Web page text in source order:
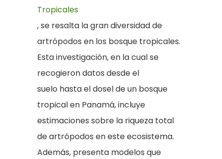
Tropicales
, se resalta la gran diversidad de
artrópodos en los bosque tropicales.
Esta investigación, en la cual se
recogieron datos desde el
suelo hasta el dosel de un bosque
tropical en Panamá, incluye
estimaciones sobre la riqueza total
de artrópodos en este ecosistema.
Además, presenta modelos que